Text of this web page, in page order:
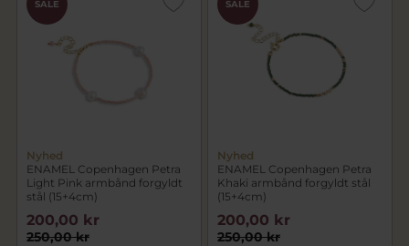
SALE
Nyhed
ENAMEL Copenhagen Petra
Light Pink armbånd forgyldt
stål (15+4cm)
250,00 kr
200,00 kr
SALE
Nyhed
ENAMEL Copenhagen Petra
Khaki armbånd forgyldt stål
(15+4cm)
250,00 kr
200,00 kr